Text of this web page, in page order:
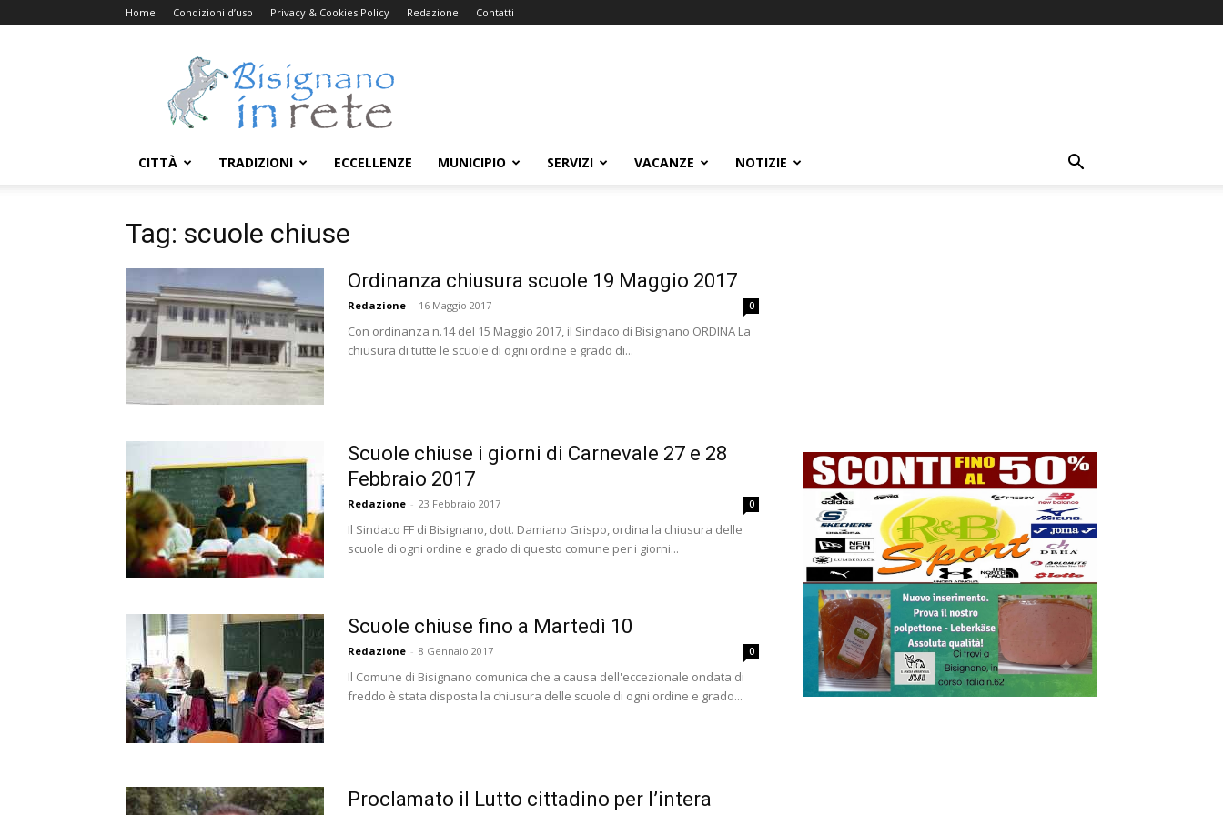
Home Condizioni d’uso Privacy & Cookies Policy Redazione Contatti
Bisignanoinrete.com
CITTÀ TRADIZIONI ECCELLENZE MUNICIPIO SERVIZI VACANZE NOTIZIE
Tag: scuole chiuse
Ordinanza chiusura scuole 19 Maggio 2017
Redazione - 16 Maggio 2017 0
Con ordinanza n.14 del 15 Maggio 2017, il Sindaco di Bisignano ORDINA La
chiusura di tutte le scuole di ogni ordine e grado di...
Scuole chiuse i giorni di Carnevale 27 e 28
Febbraio 2017
Redazione - 23 Febbraio 2017 0
Il Sindaco FF di Bisignano, dott. Damiano Grispo, ordina la chiusura delle
scuole di ogni ordine e grado di questo comune per i giorni...
Scuole chiuse fino a Martedì 10
Redazione - 8 Gennaio 2017 0
Il Comune di Bisignano comunica che a causa dell'eccezionale ondata di
freddo è stata disposta la chiusura delle scuole di ogni ordine e grado...
Proclamato il Lutto cittadino per l’intera